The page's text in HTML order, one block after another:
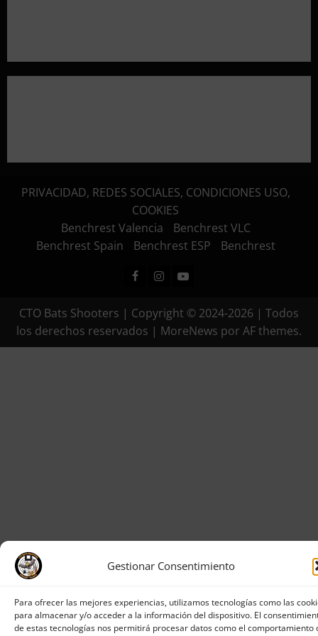
Gestionar Consentimiento
Para ofrecer las mejores experiencias, utilizamos tecnologías como las
para almacenar y/o acceder a la información del dispositivo. El
de estas tecnologías nos permitirá procesar datos como el comportamiento
PRIVACIDAD, REDES SOCIALES, CONDICIONES USO,
COOKIES
Benchrest Valencia
Benchrest VLC
Benchrest Spain
Benchrest ESP Benchrest
Facebook
Instagram
Youtube
CTO Bats Shooters | Copyright © 2024-2026 | Todos
los derechos reservados | MoreNews por AF themes.